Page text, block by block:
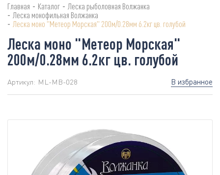
Главная - Каталог - Леска рыболовная Волжанка
- Леска монофильная Волжанка
- Леска моно "Метеор Морская" 200м/0.28мм 6.2кг цв. голубой
Леска моно "Метеор Морская"
200м/0.28мм 6.2кг цв. голубой
Артикул: ML-MB-028 В избранное